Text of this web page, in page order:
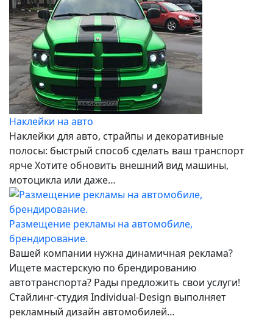
Наклейки на авто
Наклейки для авто, страйпы и декоративные
полосы: быстрый способ сделать ваш транспорт
ярче Хотите обновить внешний вид машины,
мотоцикла или даже…
Размещение рекламы на автомобиле,
брендирование.
Вашей компании нужна динамичная реклама?
Ищете мастерскую по брендированию
автотранспорта? Рады предложить свои услуги!
Стайлинг-студия Individual-Design выполняет
рекламный дизайн автомобилей…